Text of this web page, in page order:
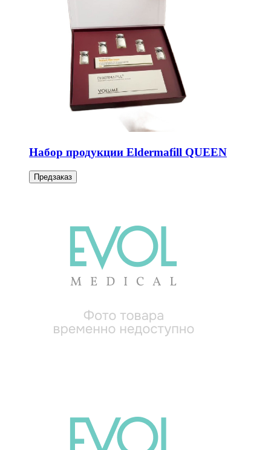
Набор продукции Eldermafill QUEEN
Предзаказ